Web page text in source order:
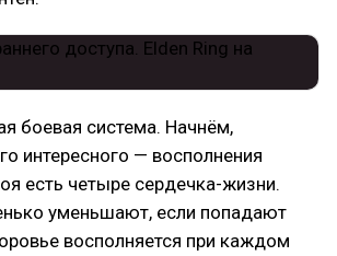
боевая система. Начнём,
интересного — восполнения
есть четыре сердечка-жизни.
уменьшают, если попадают
восполняется при каждом